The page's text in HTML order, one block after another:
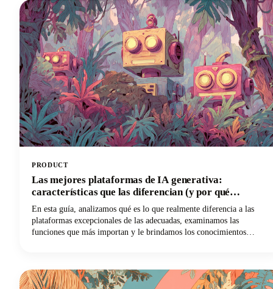
eficiente respaldado por la investigación.
PRODUCT
Las mejores plataformas de IA generativa:
características que las diferencian (y por qué
Castmagic es líder entre los creadores de contenido)
En esta guía, analizamos qué es lo que realmente diferencia a las
plataformas excepcionales de las adecuadas, examinamos las
funciones que más importan y le brindamos los conocimientos
vídeo, descubrirás por qué Castmagic se ha convertido en la mejor